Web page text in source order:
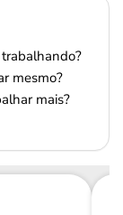
mesmo?
mais?